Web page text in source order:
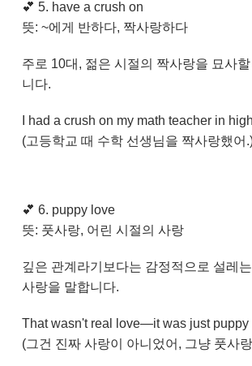
💕 5. have a crush on
뜻: ~에게 반하다, 짝사랑하다
주로 10대, 젊은 시절의 짝사랑을 묘사
니다.
I had a crush on my math teacher in
(고등학교 때 수학 선생님을 짝사랑했어
💕 6. puppy love
뜻: 풋사랑, 어린 시절의 사랑
깊은 관계라기보다는 감정적으로 설레
사랑을 말합니다.
That wasn't real love—it was just puppy
(그건 진짜 사랑이 아니었어, 그냥 풋사